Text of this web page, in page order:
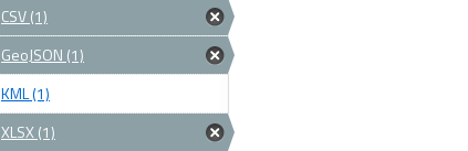
CSV (1)
GeoJSON (1)
KML (1)
XLSX (1)